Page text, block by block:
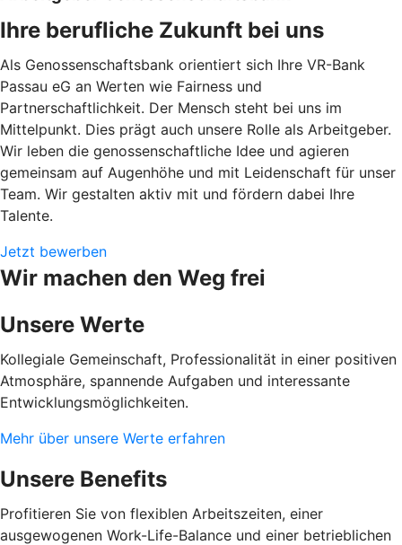
Ihre berufliche Zukunft bei uns
Als Genossenschaftsbank orientiert sich Ihre VR-Bank
Passau eG an Werten wie Fairness und
Partnerschaftlichkeit. Der Mensch steht bei uns im
Mittelpunkt. Dies prägt auch unsere Rolle als Arbeitgeber.
Wir leben die genossenschaftliche Idee und agieren
gemeinsam auf Augenhöhe und mit Leidenschaft für unser
Team. Wir gestalten aktiv mit und fördern dabei Ihre
Talente.
Jetzt bewerben
Wir machen den Weg frei
Unsere Werte
Kollegiale Gemeinschaft, Professionalität in einer positiven
Atmosphäre, spannende Aufgaben und interessante
Entwicklungsmöglichkeiten.
Mehr über unsere Werte erfahren
Unsere Benefits
Profitieren Sie von flexiblen Arbeitszeiten, einer
ausgewogenen Work-Life-Balance und einer betrieblichen